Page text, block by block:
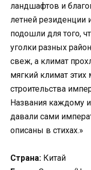
ландшафтов и
летней резиденции
подошли для того,
уголки разных
свеж, а климат
мягкий климат этих
строительства
Названия каждому
давали сами
описаны в стихах.»
Страна: Китай